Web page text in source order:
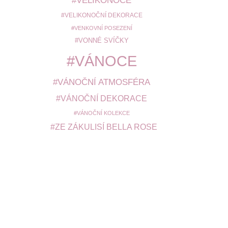
VELIKONOČNÍ DEKORACE
VENKOVNÍ POSEZENÍ
VONNÉ SVÍČKY
VÁNOCE
VÁNOČNÍ ATMOSFÉRA
VÁNOČNÍ DEKORACE
VÁNOČNÍ KOLEKCE
ZE ZÁKULISÍ BELLA ROSE